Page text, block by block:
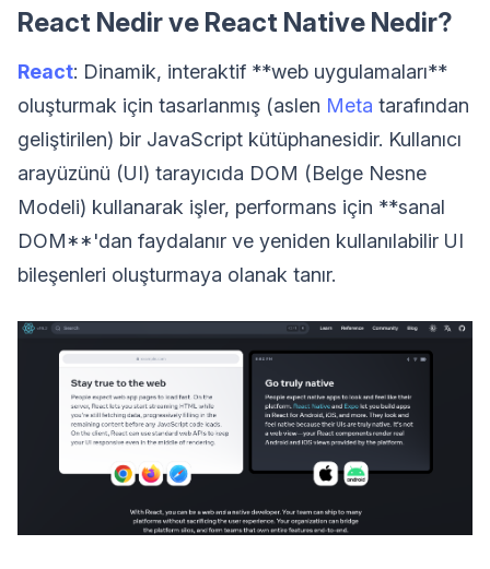
React Nedir ve React Native Nedir?
React: Dinamik, interaktif **web uygulamaları**
oluşturmak için tasarlanmış (aslen Meta tarafından
geliştirilen) bir JavaScript kütüphanesidir. Kullanıcı
arayüzünü (UI) tarayıcıda DOM (Belge Nesne
Modeli) kullanarak işler, performans için **sanal
DOM**'dan faydalanır ve yeniden kullanılabilir UI
bileşenleri oluşturmaya olanak tanır.